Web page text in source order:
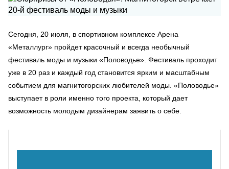
Сегодня, 20 июля, в спортивном комплексе Арена
«Металлург» пройдет красочный и всегда необычный
фестиваль моды и музыки «Половодье». Фестиваль проходит
уже в 20 раз и каждый год становится ярким и масштабным
событием для магнитогорских любителей моды. «Половодье»
выступает в роли именно того проекта, который дает
возможность молодым дизайнерам заявить о себе.